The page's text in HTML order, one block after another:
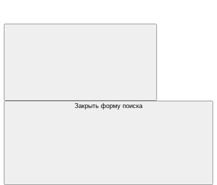
Закрыть форму поиска